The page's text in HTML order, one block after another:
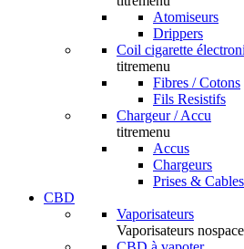
Atomiseurs
Drippers
Coil cigarette
titremenu
Fibres / Cotons
Fils Resistifs
Chargeur / Accu
titremenu
Accus
Chargeurs
Prises & Cables
CBD
Vaporisateurs
Vaporisateurs nospace